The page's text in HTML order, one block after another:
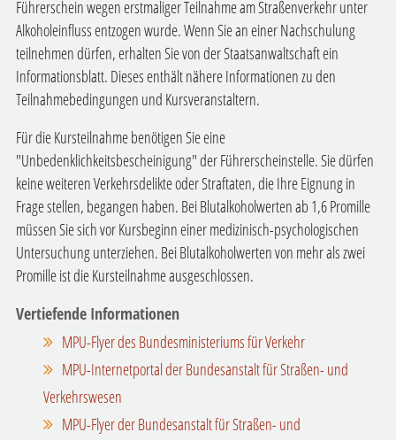
Führerschein wegen erstmaliger Teilnahme am Straßenverkehr unter
Alkoholeinfluss entzogen wurde. Wenn Sie an einer Nachschulung
teilnehmen dürfen, erhalten Sie von der Staatsanwaltschaft ein
Informationsblatt. Dieses enthält nähere Informationen zu den
Teilnahmebedingungen und Kursveranstaltern.
Für die Kursteilnahme benötigen Sie eine
"Unbedenklichkeitsbescheinigung" der Führerscheinstelle. Sie dürfen
keine weiteren Verkehrsdelikte oder Straftaten, die Ihre Eignung in
Frage stellen, begangen haben. Bei Blutalkoholwerten ab 1,6 Promille
müssen Sie sich vor Kursbeginn einer medizinisch-psychologischen
Untersuchung unterziehen. Bei Blutalkoholwerten von mehr als zwei
Promille ist die Kursteilnahme ausgeschlossen.
Vertiefende Informationen
MPU-Flyer des Bundesministeriums für Verkehr
MPU-Internetportal der Bundesanstalt für Straßen- und
Verkehrswesen
MPU-Flyer der Bundesanstalt für Straßen- und